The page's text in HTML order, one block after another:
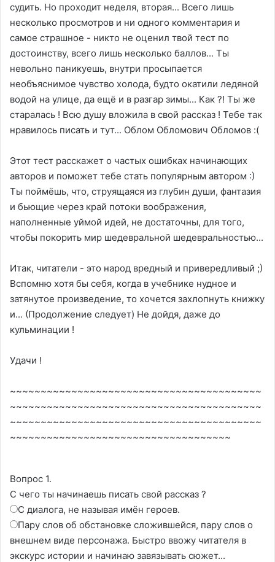
судить. Но проходит неделя, вторая... Всего лишь
несколько просмотров и ни одного комментария и
самое страшное - никто не оценил твой тест по
достоинству, всего лишь несколько баллов... Ты
невольно паникуешь, внутри просыпается
необъяснимое чувство холода, будто окатили ледяной
водой на улице, да ещё и в разгар зимы... Как ?! Ты же
старалась ! Всю душу вложила в свой рассказ ! Тебе так
нравилось писать и тут... Облом Обломович Обломов :(
Этот тест расскажет о частых ошибках начинающих
авторов и поможет тебе стать популярным автором :)
Ты поймёшь, что, струящаяся из глубин души, фантазия
и бьющие через край потоки воображения,
наполненные уймой идей, не достаточны, для того,
чтобы покорить мир шедевральной шедевральностью...
Итак, читатели - это народ вредный и привередливый ;)
Вспомню хотя бы себя, когда в учебнике нудное и
затянутое произведение, то хочется захлопнуть книжку
и... (Продолжение следует) Не дойдя, даже до
кульминации !
Удачи !
~~~~~~~~~~~~~~~~~~~~~~~~~~~~~~~~~~~~~~~~~
~~~~~~~~~~~~~~~~~~~~~~~~~~~~~~~~~~~~~~~~~
~~~~~~~~~~~~~~~~~~~~~~~~~~~~~~~~~~~~~~~~~
~~~~~~~~~~~~~~~~~~~~~~~~~~~~~~~~~~~~
Вопрос 1.
С чего ты начинаешь писать свой рассказ ?
С диалога, не называя имён героев.
Пару слов об обстановке сложившейся, пару слов о
внешнем виде персонажа. Быстро ввожу читателя в
экскурс истории и начинаю завязывать сюжет...